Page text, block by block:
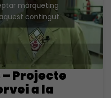
màrqueting
contingut
– Projecte
a la